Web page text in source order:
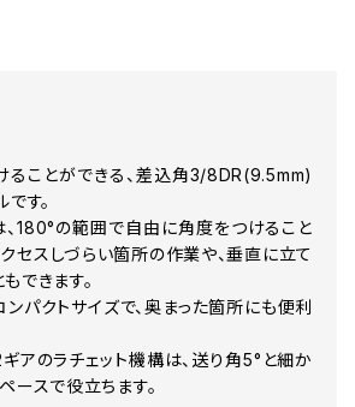
ることができる、差込角3/8DR(9.5mm)
す。
、180°の範囲で自由に角度をつけること
セスしづらい箇所の作業や、垂直に立て
できます。
パクトサイズで、奥まった箇所にも便利
アのラチェット機構は、送り角5°と細か
ースで役立ちます。